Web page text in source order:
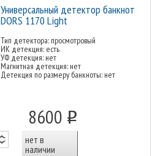
Универсальный детектор банкнот
DORS 1170 Light
Тип детектора: просмотровый
ИК детекция: есть
УФ детекция: нет
Магнитная детекция: нет
Детекция по размеру банкноты: нет
8600 o
нет в
наличии